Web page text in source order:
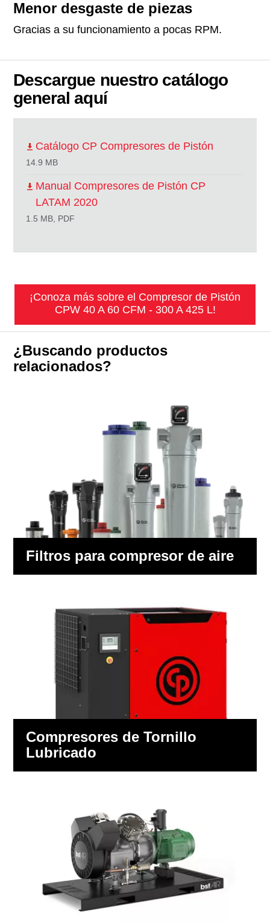
Menor desgaste de piezas
Gracias a su funcionamiento a pocas RPM.
Descargue nuestro catálogo
general aquí
Catálogo CP Compresores de Pistón
14.9 MB
Manual Compresores de Pistón CP
LATAM 2020
1.5 MB, PDF
¡Conoza más sobre el Compresor de Pistón
CPW 40 A 60 CFM - 300 A 425 L!
¿Buscando productos
relacionados?
Filtros para compresor de aire
Compresores de Tornillo
Lubricado